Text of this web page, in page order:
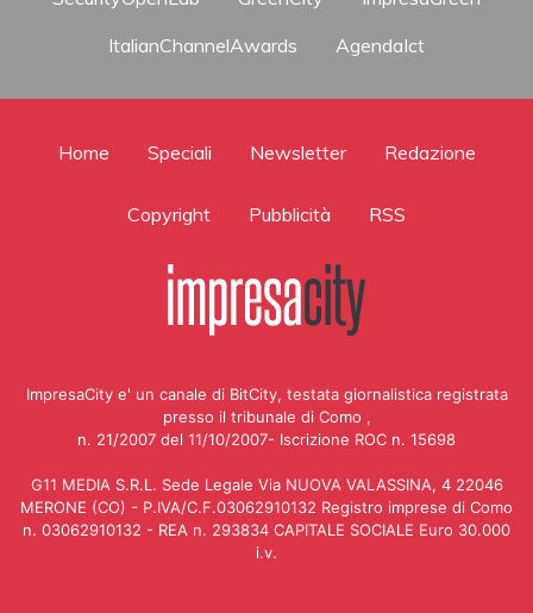
ItalianChannelAwards
AgendaIct
Home Speciali Newsletter Redazione
Copyright Pubblicità RSS
ImpresaCity e' un canale di BitCity, testata giornalistica registrata
presso il tribunale di Como ,
n. 21/2007 del 11/10/2007- Iscrizione ROC n. 15698
G11 MEDIA S.R.L. Sede Legale Via NUOVA VALASSINA, 4 22046
MERONE (CO) - P.IVA/C.F.03062910132 Registro imprese di Como
n. 03062910132 - REA n. 293834 CAPITALE SOCIALE Euro 30.000
i.v.